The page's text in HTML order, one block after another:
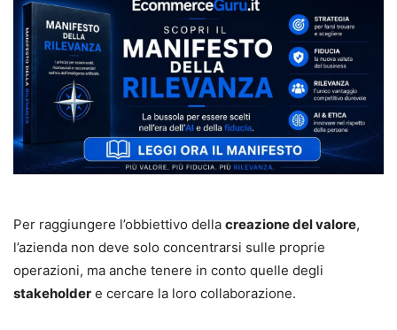
Per raggiungere l’obbiettivo della creazione del valore,
l’azienda non deve solo concentrarsi sulle proprie
operazioni, ma anche tenere in conto quelle degli
stakeholder e cercare la loro collaborazione.